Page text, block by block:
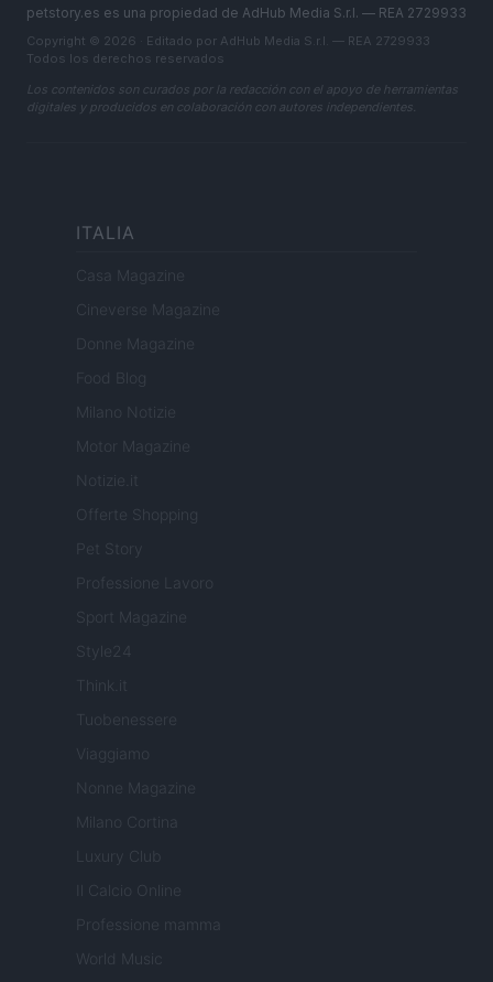
petstory.es es una propiedad de AdHub Media S.r.l. — REA 2729933
Copyright © 2026 · Editado por AdHub Media S.r.l. — REA 2729933
Todos los derechos reservados
Los contenidos son curados por la redacción con el apoyo de herramientas
digitales y producidos en colaboración con autores independientes.
ITALIA
Casa Magazine
Cineverse Magazine
Donne Magazine
Food Blog
Milano Notizie
Motor Magazine
Notizie.it
Offerte Shopping
Professione Lavoro
Sport Magazine
Style24
Think.it
Tuobenessere
Viaggiamo
Nonne Magazine
Milano Cortina
Luxury Club
Il Calcio Online
Professione mamma
World Music